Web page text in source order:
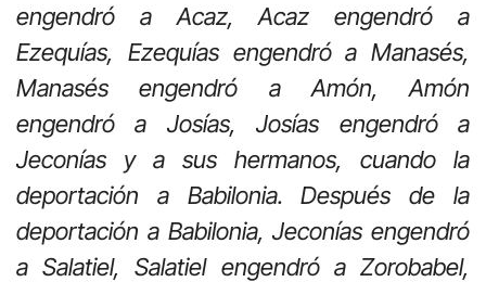
engendró a Acaz, Acaz engendró a
Ezequías, Ezequías engendró a Manasés,
Manasés engendró a Amón, Amón
engendró a Josías, Josías engendró a
Jeconías y a sus hermanos, cuando la
deportación a Babilonia. Después de la
deportación a Babilonia, Jeconías engendró
a Salatiel, Salatiel engendró a Zorobabel,